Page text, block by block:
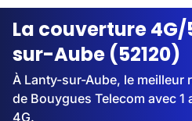
Streaming
La couverture
sur-Aube (52120)
À Lanty-sur-Aube, le meilleur
de Bouygues Telecom avec
4G.